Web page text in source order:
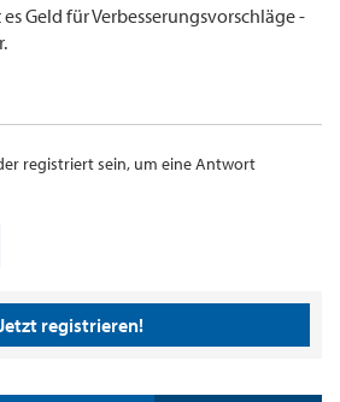
Geld für Verbesserungsvorschläge -
registriert sein, um eine Antwort
registrieren!